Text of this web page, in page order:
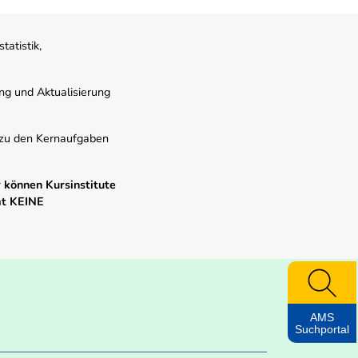
und Aktualisierung
den Kernaufgaben
Kursinstitute
KEINE
AMS
Suchportal